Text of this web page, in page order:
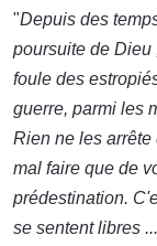
"Depuis des
poursuite de Dieu
foule des
guerre, parmi les
Rien ne les arrête
mal faire que de
prédestination.
se sentent libres ...